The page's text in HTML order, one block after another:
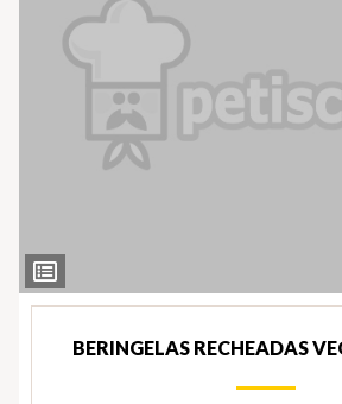
Ver
Ingredientes
BERINGELAS RECHEADAS